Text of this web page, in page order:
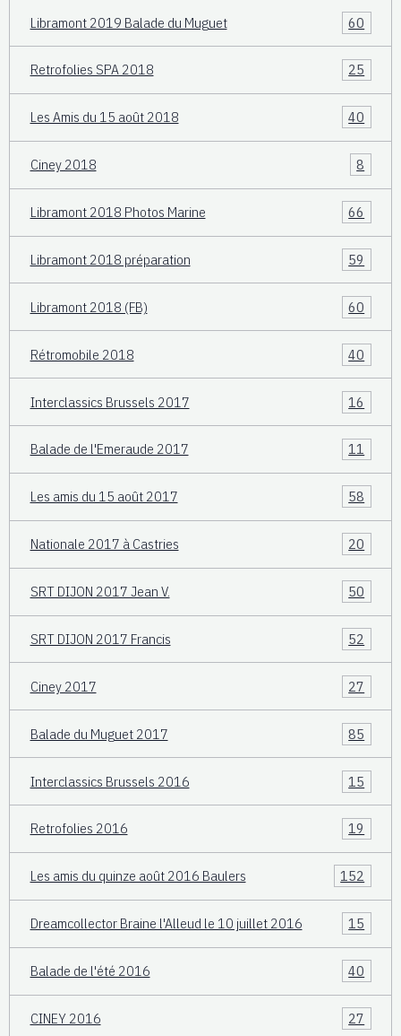
Libramont 2019 Balade du Muguet 60
Retrofolies SPA 2018 25
Les Amis du 15 août 2018 40
Ciney 2018 8
Libramont 2018 Photos Marine 66
Libramont 2018 préparation 59
Libramont 2018 (FB) 60
Rétromobile 2018 40
Interclassics Brussels 2017 16
Balade de l'Emeraude 2017 11
Les amis du 15 août 2017 58
Nationale 2017 à Castries 20
SRT DIJON 2017 Jean V. 50
SRT DIJON 2017 Francis 52
Ciney 2017 27
Balade du Muguet 2017 85
Interclassics Brussels 2016 15
Retrofolies 2016 19
Les amis du quinze août 2016 Baulers 152
Dreamcollector Braine l'Alleud le 10 juillet 2016 15
Balade de l'été 2016 40
CINEY 2016 27